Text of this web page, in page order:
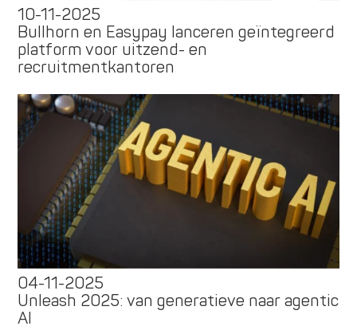
10-11-2025
Bullhorn en Easypay lanceren geïntegreerd
platform voor uitzend- en
recruitmentkantoren
04-11-2025
Unleash 2025: van generatieve naar agentic
AI